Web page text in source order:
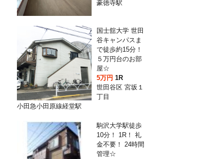
豪徳寺駅
国士舘大学 世田
谷キャンパスま
で徒歩約15分！
５万円台のお部
屋☆
5万円1R
世田谷区 宮坂１
丁目
小田急小田原線経堂駅
駒沢大学駅徒歩
10分！ 1R！ 礼
金不要！ 24時間
管理☆